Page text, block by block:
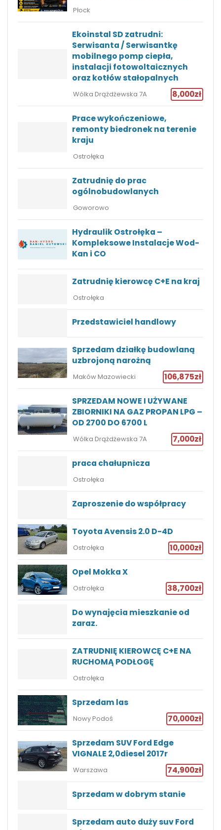
Płock
Ekoinstal SD zatrudni:
Serwisanta / Serwisantkę
mobilnego pomp ciepła,
instalacji fotowoltaicznych
oraz kotłów stałopalnych
Wólka Drążdżewska 7A 8,000zł
Prace wykończeniowe,
remonty biedronek na terenie
kraju
Ostrołęka
Zatrudnię do prac
ogólnobudowlanych
Goworowo
Hydraulik Ostrołęka –
Kompleksowe Instalacje Wod-
Kan i CO
Zatrudnię kierowcę C+E na kraj
Ostrołęka
Przedstawiciel handlowy
Sprzedam działkę budowlaną
uzbrojoną narożną
Maków Mazowiecki 106,875zł
SPRZEDAM NOWE I UŻYWANE
ZBIORNIKI NA GAZ PROPAN LPG –
OD 2700 DO 6700 L
Wólka Drążdżewska 7A 7,000zł
praca chałupnicza
Ostrołęka
Zaproszenie do współpracy
Toyota Avensis 2.0 D-4D
Ostrołęka 10,000zł
Opel Mokka X
Ostrołęka 38,700zł
Do wynajęcia mieszkanie od
zaraz.
ZATRUDNIĘ KIEROWCĘ C+E NA
RUCHOMĄ PODŁOGĘ
Ostrołęka
Sprzedam las
Nowy Podoś 70,000zł
Sprzedam SUV Ford Edge
VIGNALE 2,0diesel 2017r
Warszawa 74,900zł
Sprzedam w dobrym stanie
Sprzedam auto duży suv Ford